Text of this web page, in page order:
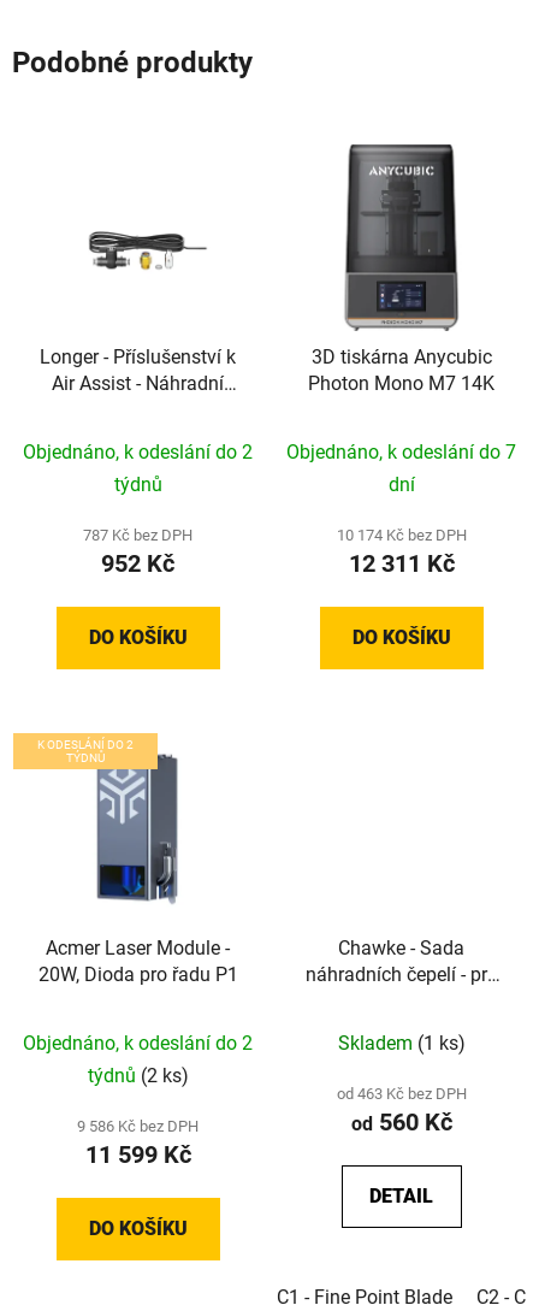
Podobné produkty
Longer - Příslušenství k
Air Assist - Náhradní
asistenci RAY5
Objednáno, k odeslání do 2
týdnů
787 Kč bez DPH
952 Kč
DO KOŠÍKU
3D tiskárna Anycubic
Photon Mono M7 14K
Objednáno, k odeslání do 7
dní
10 174 Kč bez DPH
12 311 Kč
DO KOŠÍKU
K ODESLÁNÍ DO 2
TÝDNŮ
Acmer Laser Module -
20W, Dioda pro řadu P1
Objednáno, k odeslání do 2
týdnů (2 ks)
9 586 Kč bez DPH
11 599 Kč
DO KOŠÍKU
Chawke - Sada
náhradních čepelí - pro
Skladem (1 ks)
od 463 Kč bez DPH
od560 Kč
DETAIL
C1 - Fine Point Blade C2 -